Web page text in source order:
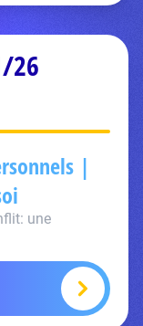
26
|
une